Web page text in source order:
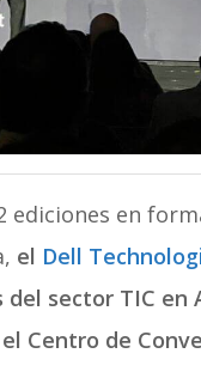
ediciones en
el Dell
sector TIC en
Centro de